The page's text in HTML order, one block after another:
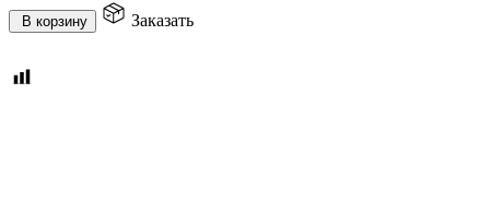
В корзину Заказать